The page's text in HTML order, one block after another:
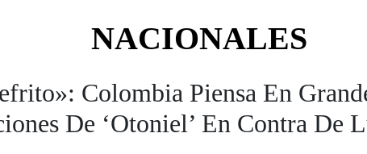
NACIONALES
Colombia Piensa En
De ‘Otoniel’ En Contra De